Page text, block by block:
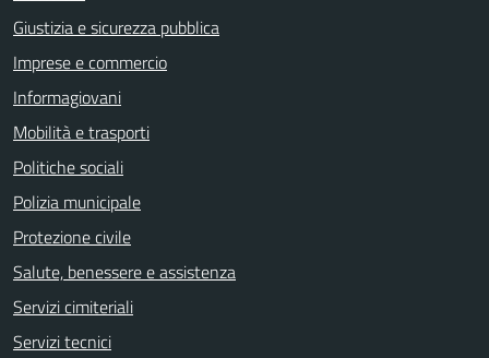
Giustizia e sicurezza pubblica
Imprese e commercio
Informagiovani
Mobilità e trasporti
Politiche sociali
Polizia municipale
Protezione civile
Salute, benessere e assistenza
Servizi cimiteriali
Servizi tecnici